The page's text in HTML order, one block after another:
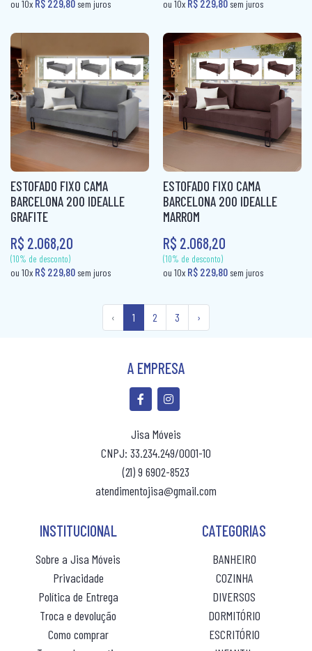
(10% de desconto)
ou 10xR$ 139,80sem juros
(10% de desconto)
ou 10xR$ 124,00sem
ESTOFADO FIXO CAMA
BARCELONA 200 IDEALLE
GRAFITE
R$ 2.068,20
ESTOFADO FIXO CAMA
BARCELONA 200 IDEALLE
MARROM
R$ 2.068,20
‹ 1 2 3 ›
A EMPRESA
Jisa Móveis
CNPJ: 33.234.249/0001-10
(21) 9 6902-8523
atendimentojisa@gmail.com
INSTITUCIONAL
Sobre a Jisa Móveis
Privacidade
Política de Entrega
Troca e devolução
Como comprar
CATEGORIAS
BANHEIRO
COZINHA
DIVERSOS
DORMITÓRIO
ESCRITÓRIO